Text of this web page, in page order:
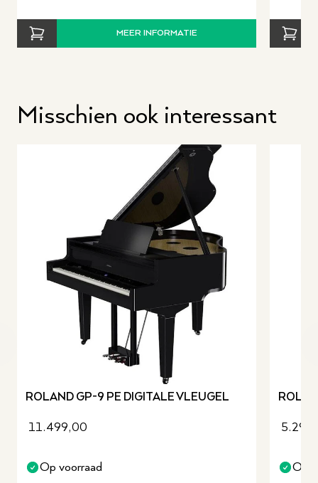
MEER INFORMATIE
Misschien ook interessant
ROLAND GP-9 PE DIGITALE VLEUGEL
11.499,00
Op voorraad
Op